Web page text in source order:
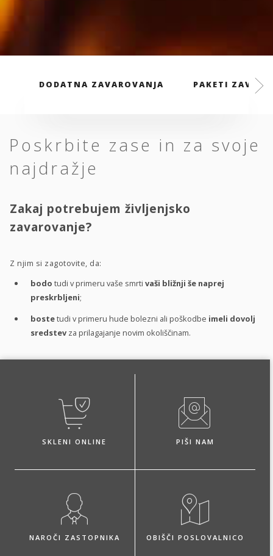
DODATNA ZAVAROVANJA PAKETI
Poskrbite zase in za svoje
najdražje
Zakaj potrebujem življenjsko
zavarovanje?
Z njim si zagotovite, da:
bodo tudi v primeru vaše smrti vaši bližnji še naprej
preskrbljeni;
bostetudi v primeru hude bolezni ali poškodbe imeli dovolj
sredstev za prilagajanje novim okoliščinam.
SKLENI ONLINE PIŠI NAM
NAROČI ZASTOPNIKA OBIŠČI POSLOVALNICO